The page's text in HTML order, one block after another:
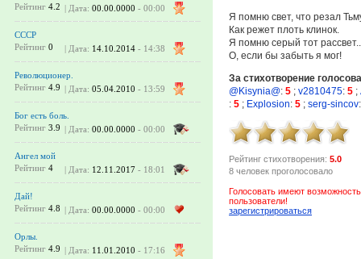
Рейтинг 4.2 | Дата: 00.00.0000 - 00:00
СССР
Рейтинг 0 | Дата: 14.10.2014 - 14:38
Революционер.
Рейтинг 4.9 | Дата: 05.04.2010 - 13:59
Бог есть боль.
Рейтинг 3.9 | Дата: 00.00.0000 - 00:00
Ангел мой
Рейтинг 4 | Дата: 12.11.2017 - 18:01
Дай!
Рейтинг 4.8 | Дата: 00.00.0000 - 00:00
Орлы.
Рейтинг 4.9 | Дата: 11.01.2010 - 17:16
Я помню свет, что резал
Как режет плоть клинок.
Я помню серый тот
О, если бы забыть я мог!
За стихотворение
@Kisynia@: 5 ; v2810475: 5 ;
: 5 ; Explosion: 5 ; serg-sincov:
Рейтинг стихотворения: 5.0
8 человек проголосовало
Голосовать имеют
пользователи!
зарегистрироваться